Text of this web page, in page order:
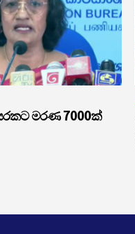
මරණ 7000ක්